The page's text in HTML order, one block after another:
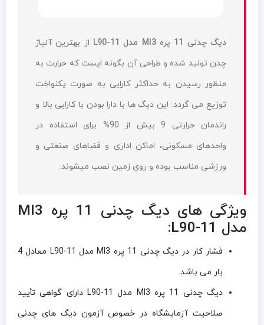
دیگ چدنی 11 پره MI3 مدل L90-11
از بهترین آلیاژ
چدن تولید شده و طراحی آن بگونه ایست که حرارت به
منظور رسیدن به حداکثر کارایی به صورت یکنواخت
توزیع می گردد. این دیگ ها با دارا بودن با کارایی بالا و
راندمان حرارتی 9 بیش از 90% برای استفاده در
واحدهای مسکونی، اماکن اداری و فضاهای صنعتی و
ورزشی مناسب بوده و روی زمین نصب میشوند.
ویژگی های دیگ چدنی 11 پره MI3
مدل L90-11:
فشار کار در دیگ چدنی 11 پره MI3 مدل L90-11 معادل 4
بار می باشد.
دیگ چدنی 11 پره MI3 مدل L90-11 دارای گواهی تأیید
صلاحیت آزمایشگاه در خصوص آزمون دیگ های چدنی